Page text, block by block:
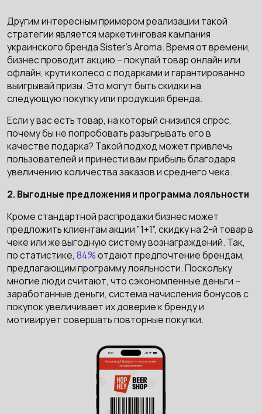
Другим интересным примером реализации такой
стратегии является маркетинговая кампания
украинского бренда Sister's Aroma. Время от времени,
бизнес проводит акцию – покупай товар онлайн или
офлайн, крути колесо с подарками и гарантированно
выигрывай призы. Это могут быть скидки на
следующую покупку или продукция бренда.
Если у вас есть товар, на который снизился спрос,
почему бы не попробовать разыгрывать его в
качестве подарка? Такой подход может привлечь
пользователей и принести вам прибыль благодаря
увеличению количества заказов и среднего чека.
2. Выгодные предложения и программа лояльности
Кроме стандартной распродажи бизнес может
предложить клиентам акции "1+1", скидку на 2-й товар в
чеке или же выгодную систему вознаграждений. Так,
по статистике, 84%отдают предпочтение брендам,
предлагающим программу лояльности. Поскольку
многие люди считают, что сэкономленные деньги –
заработанные деньги, система начисления бонусов с
покупок увеличивает их доверие к бренду и
мотивирует совершать повторные покупки.